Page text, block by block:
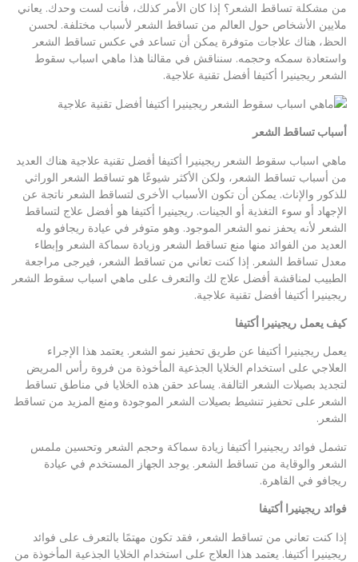
من مشكلة تساقط الشعر؟ إذا كان الأمر كذلك، فأنت لست وحدك. يعاني
ملايين الأشخاص حول العالم من تساقط الشعر لأسباب مختلفة. لحسن
الحظ، هناك علاجات متوفرة يمكن أن تساعد في عكس تساقط الشعر
واستعادة سمكه وحجمه. سنناقش في مقالنا هذا ماهي اسباب سقوط
الشعر ريجينيرا أكتيفا أفضل تقنية علاجية.
أسباب تساقط الشعر
ماهي اسباب سقوط الشعر ريجينيرا أكتيفا أفضل تقنية علاجية هناك العديد
من أسباب تساقط الشعر، ولكن الأكثر شيوعًا هو تساقط الشعر الوراثي
للذكور والإناث. يمكن أن تكون الأسباب الأخرى لتساقط الشعر ناتجة عن
الإجهاد أو سوء التغذية أو الجينات. ريجينيرا أكتيفا هو أفضل علاج لتساقط
الشعر لأنه يحفز نمو الشعر الموجود. وهو متوفر في عيادة ريجافو وله
العديد من الفوائد منها منع تساقط الشعر وزيادة سماكة الشعر وإبطاء
معدل تساقط الشعر. إذا كنت تعاني من تساقط الشعر، فيرجى مراجعة
الطبيب لمناقشة أفضل علاج لك والتعرف على ماهي اسباب سقوط الشعر
ريجينيرا أكتيفا أفضل تقنية علاجية.
كيف يعمل ريجينيرا أكتيفا
يعمل ريجينيرا أكتيفا عن طريق تحفيز نمو الشعر. يعتمد هذا الإجراء
العلاجي على استخدام الخلايا الجذعية المأخوذة من فروة رأس المريض
لتجديد بصيلات الشعر التالفة. يساعد حقن هذه الخلايا في مناطق تساقط
الشعر على تحفيز تنشيط بصيلات الشعر الموجودة ومنع المزيد من تساقط
الشعر.
تشمل فوائد ريجينيرا أكتيفا زيادة سماكة وحجم الشعر وتحسين ملمس
الشعر والوقاية من تساقط الشعر. يوجد الجهاز المستخدم في عيادة
ريجافو في القاهرة.
فوائد ريجينيرا أكتيفا
إذا كنت تعاني من تساقط الشعر، فقد تكون مهتمًا بالتعرف على فوائد
ريجينيرا أكتيفا. يعتمد هذا العلاج على استخدام الخلايا الجذعية المأخوذة من